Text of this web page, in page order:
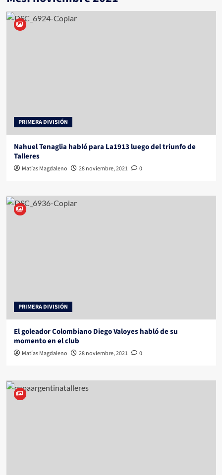
PRIMERA DIVISIÓN
Nahuel Tenaglia habló para La1913 luego del triunfo de
Talleres
Matías Magdaleno 28 noviembre, 2021 0
PRIMERA DIVISIÓN
El goleador Colombiano Diego Valoyes habló de su
momento en el club
Matías Magdaleno 28 noviembre, 2021 0